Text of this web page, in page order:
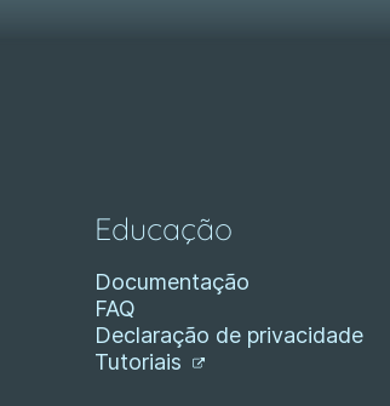
Educação
Documentação
FAQ
Declaração de privacidade
Tutoriais